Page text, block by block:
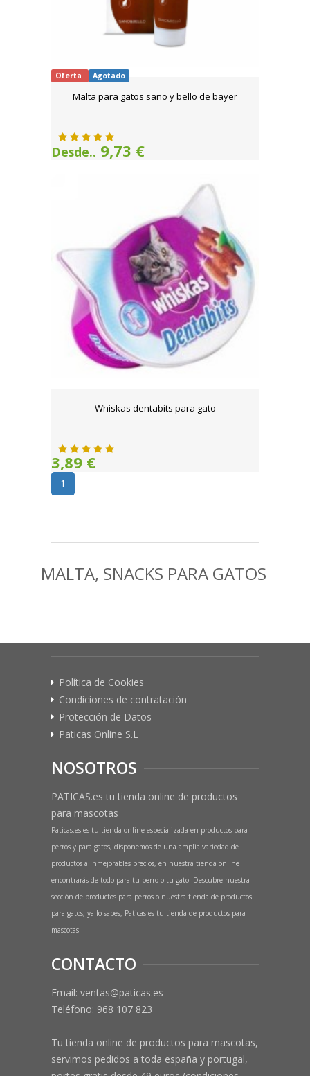
Oferta Agotado
Malta para gatos sano y bello de bayer
Desde.. 9,73 €
Whiskas dentabits para gato
3,89 €
1
MALTA, SNACKS PARA GATOS
Política de Cookies
Condiciones de contratación
Protección de Datos
Paticas Online S.L
NOSOTROS
PATICAS.es tu tienda online de productos
para mascotas
Paticas.es es tu tienda online especializada en productos para
perros y para gatos, disponemos de una amplia variedad de
productos a inmejorables precios, en nuestra tienda online
encontrarás de todo para tu perro o tu gato. Descubre nuestra
sección de productos para perros o nuestra tienda de productos
para gatos, ya lo sabes, Paticas es tu tienda de productos para
mascotas.
CONTACTO
Email: ventas@paticas.es
Teléfono: 968 107 823
Tu tienda online de productos para mascotas,
servimos pedidos a toda españa y portugal,